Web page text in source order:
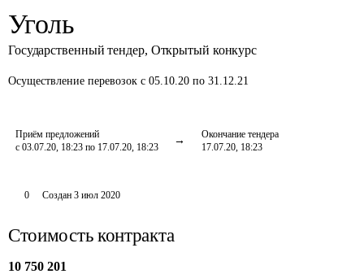
Уголь
Государственный тендер, Открытый конкурс
Осуществление перевозок с 05.10.20 по 31.12.21
Приём предложений
с 03.07.20, 18:23 по 17.07.20, 18:23
Окончание тендера
17.07.20, 18:23
0 Создан 3 июл 2020
Стоимость контракта
10 750 201